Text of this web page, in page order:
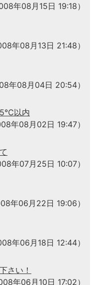
年08月15日 19:18）
年08月13日 21:48）
年08月04日 20:54）
5℃以内
年08月02日 19:47）
年07月25日 10:07）
年06月22日 19:06）
年06月18日 12:44）
さい！
年06月10日 17:02）